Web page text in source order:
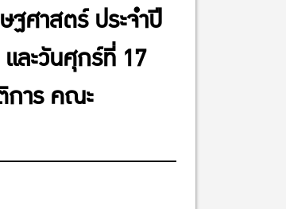
ศาสตร์ ประจำปี
ละวันศุกร์ที่ 17
การ คณะ